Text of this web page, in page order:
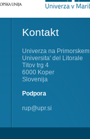
Kontakt
Univerza na Primorskem
Universita' del Litorale
Titov trg 4
6000 Koper
Slovenija
Podpora
rup@upr.si